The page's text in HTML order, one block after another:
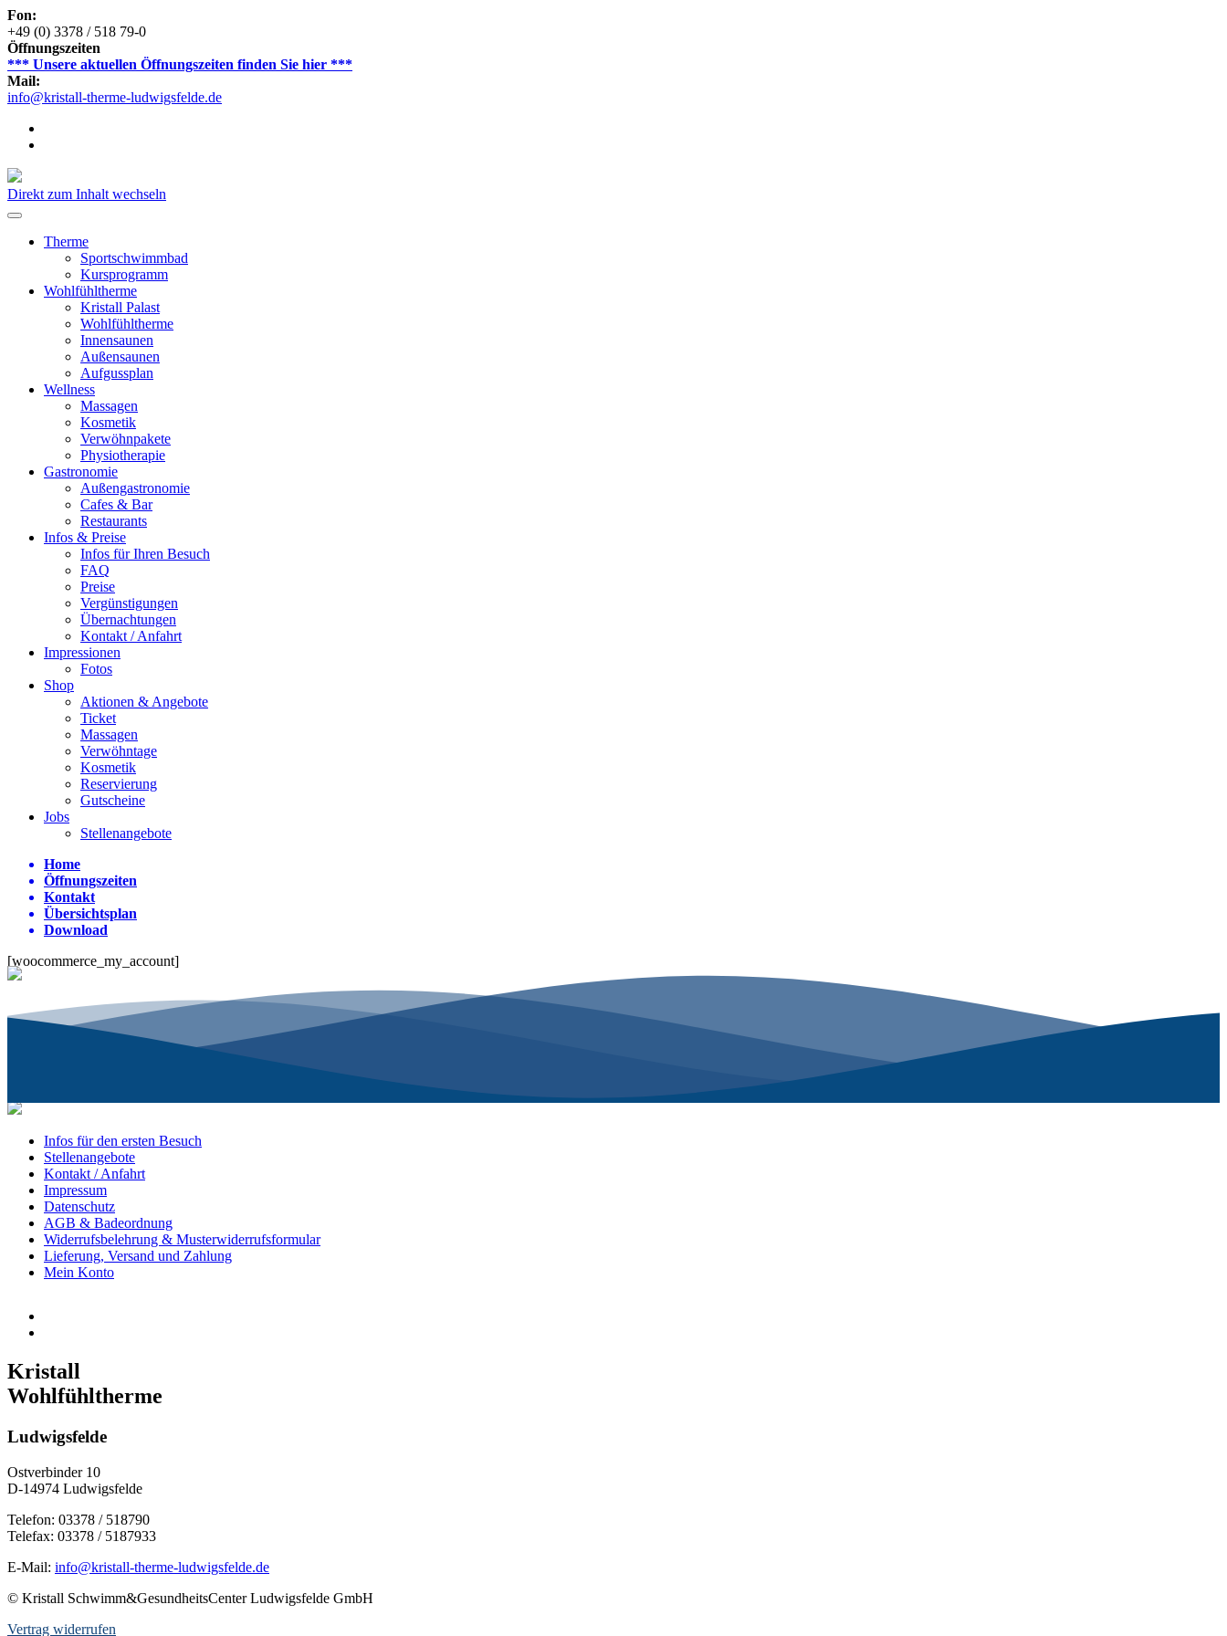
Fon:
+49 (0) 3378 / 518 79-0
Öffnungszeiten
*** Unsere aktuellen Öffnungszeiten finden Sie hier ***
Mail:
info@kristall-therme-ludwigsfelde.de
Direkt zum Inhalt wechseln
Therme
Sportschwimmbad
Kursprogramm
Wohlfühltherme
Kristall Palast
Wohlfühltherme
Innensaunen
Außensaunen
Aufgussplan
Wellness
Massagen
Kosmetik
Verwöhnpakete
Physiotherapie
Gastronomie
Außengastronomie
Cafes & Bar
Restaurants
Infos & Preise
Infos für Ihren Besuch
FAQ
Preise
Vergünstigungen
Übernachtungen
Kontakt / Anfahrt
Impressionen
Fotos
Shop
Aktionen & Angebote
Ticket
Massagen
Verwöhntage
Kosmetik
Reservierung
Gutscheine
Jobs
Stellenangebote
Home
Öffnungszeiten
Kontakt
Übersichtsplan
Download
[woocommerce_my_account]
Infos für den ersten Besuch
Stellenangebote
Kontakt / Anfahrt
Impressum
Datenschutz
AGB & Badeordnung
Widerrufsbelehrung & Musterwiderrufsformular
Lieferung, Versand und Zahlung
Mein Konto
Kristall
Wohlfühltherme
Ludwigsfelde
Ostverbinder 10
D-14974 Ludwigsfelde
Telefon: 03378 / 518790
Telefax: 03378 / 5187933
E-Mail: info@kristall-therme-ludwigsfelde.de
© Kristall Schwimm&GesundheitsCenter Ludwigsfelde GmbH
Vertrag widerrufen